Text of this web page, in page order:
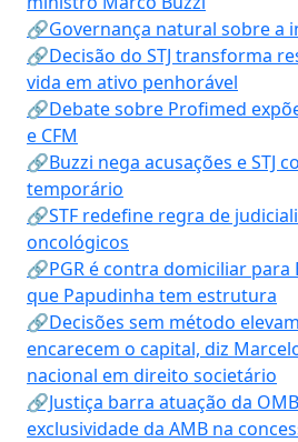
🔗Governança natural sobre a
🔗Decisão do STJ transforma
vida em ativo penhorável
🔗Debate sobre Profimed
e CFM
🔗Buzzi nega acusações e STJ
temporário
🔗STF redefine regra de
oncológicos
🔗PGR é contra domiciliar
que Papudinha tem estrutura
🔗Decisões sem método
encarecem o capital, diz
nacional em direito societário
🔗Justiça barra atuação da
exclusividade da AMB na